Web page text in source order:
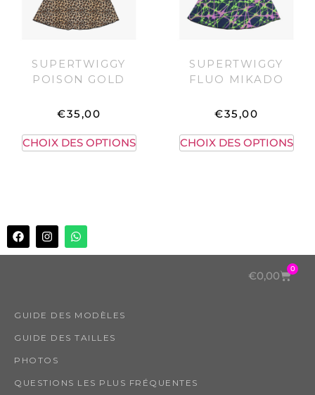
SUPERTWIGGY
POISON GOLD
€35,00
CHOIX DES OPTIONS
SUPERTWIGGY
FLUO MIKADO
€35,00
CHOIX DES OPTIONS
€0,00
0
GUIDE DES MODÈLES
GUIDE DES TAILLES
PHOTOS
QUESTIONS LES PLUS FRÉQUENTES